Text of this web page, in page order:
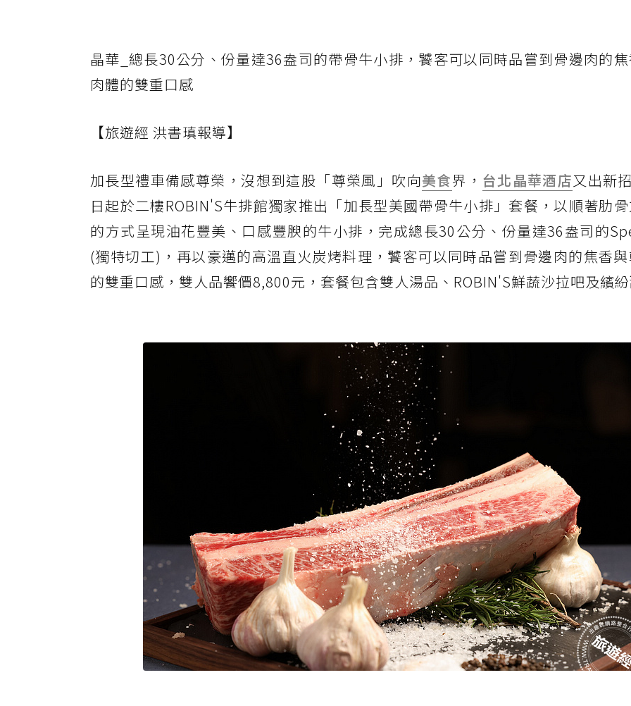
晶華_總長30公分、份量達36盎司的帶骨牛小排，饕客可以同時品嘗到骨邊肉的
肉體的雙重口感
【旅遊經 洪書瑱報導】
加長型禮車備感尊榮，沒想到這股「尊榮風」吹向美食界， 台北晶華酒店又出新
日起於二樓ROBIN'S牛排館獨家推出「加長型美國帶骨牛小排」套餐，以順著肋
的方式呈現油花豐美、口感豐腴的牛小排，完成總長30公分、份量達36盎司的
(獨特切工)，再以豪邁的高溫直火炭烤料理，饕客可以同時品嘗到骨邊肉的焦香
的雙重口感，雙人品饗價8,800元，套餐包含雙人湯品、ROBIN'S鮮蔬沙拉吧及繽